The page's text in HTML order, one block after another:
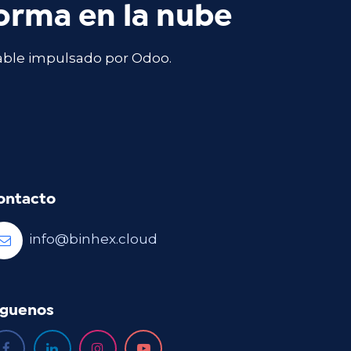
en la nube
impulsado por Odoo.
info@binhex.cloud